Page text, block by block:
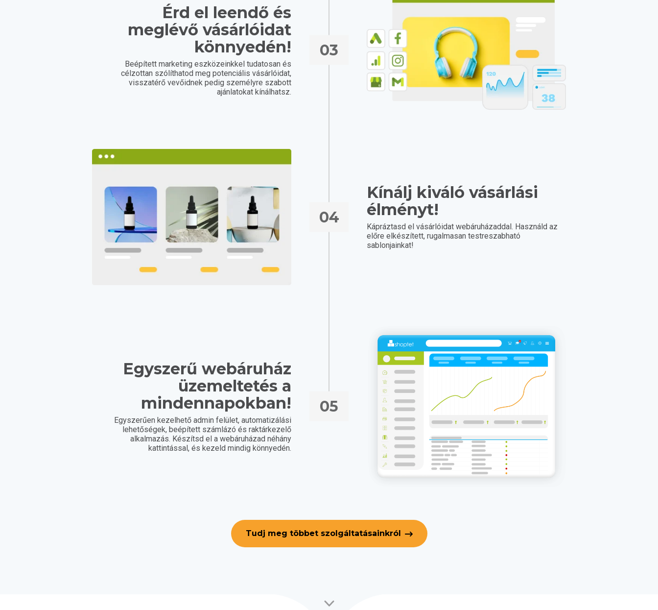
03
Érd el leendő és
meglévő vásárlóidat
könnyedén!
Beépített marketing eszközeinkkel tudatosan és
célzottan szólíthatod meg potenciális vásárlóidat,
visszatérő vevőidnek pedig személyre szabott
ajánlatokat kínálhatsz.
04
Kínálj kiváló vásárlási
élményt!
Kápráztasd el vásárlóidat webáruházaddal. Használd az
előre elkészített, rugalmasan testreszabható
sablonjainkat!
05
Egyszerű webáruház
üzemeltetés a
mindennapokban!
Egyszerűen kezelhető admin felület, automatizálási
lehetőségek, beépített számlázó és raktárkezelő
alkalmazás. Készítsd el a webáruházad néhány
kattintással, és kezeld mindig könnyedén.
Tudj meg többet szolgáltatásainkról